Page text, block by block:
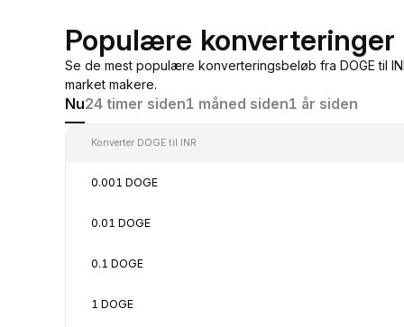
Populære konverteringer
Se de mest populære konverteringsbeløb fra DOGE til
market makere.
Nu24 timer siden1 måned siden1 år siden
Konverter DOGE til INR
0.001 DOGE
0.01 DOGE
0.1 DOGE
1 DOGE